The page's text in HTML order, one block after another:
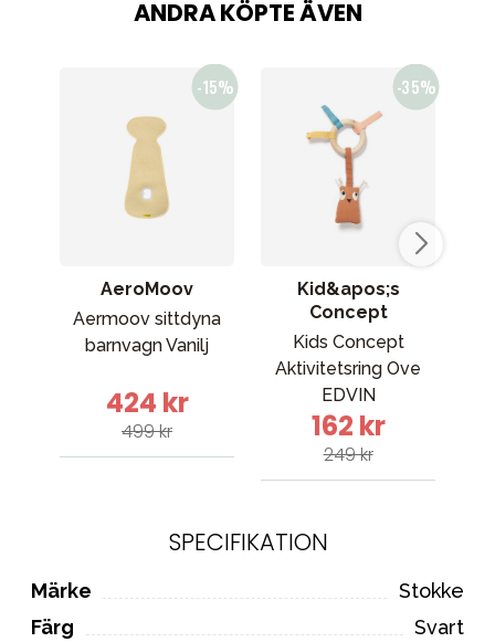
ANDRA KÖPTE ÄVEN
AeroMoov
Aermoov sittdyna
barnvagn Vanilj
424 kr
499 kr
Kid&apos;s
Concept
Kids Concept
Aktivitetsring Ove
EDVIN
162 kr
249 kr
SPECIFIKATION
Märke
Stokke
Färg
Svart